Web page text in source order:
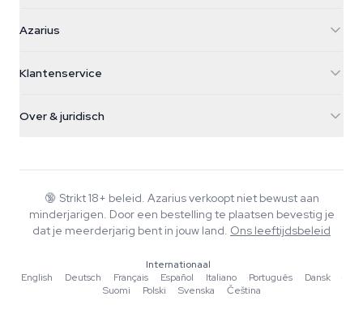
Galvaniweg 11
Nederland
+31(0)204897914
Azarius
Smokeshop
Klantenservice
Retourbeleid
Veelgestelde vragen
Privacybeleid
Over & juridisch
Wiki
Muziek
Redactionele normen
Tools & Calculators
🔞 Strikt 18+ beleid. Azarius verkoopt niet bewust aan
minderjarigen. Door een bestelling te plaatsen bevestig je
dat je meerderjarig bent in jouw land. Ons leeftijdsbeleid
Internationaal
English
·Deutsch ·Français ·Español ·Italiano ·Português ·Dansk
·
Suomi
·Polski ·Svenska ·Čeština